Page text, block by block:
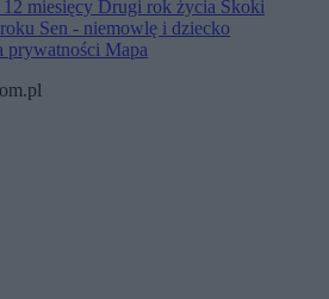
miesięcy Drugi rok życia Skoki
Sen - niemowlę i dziecko
prywatności Mapa